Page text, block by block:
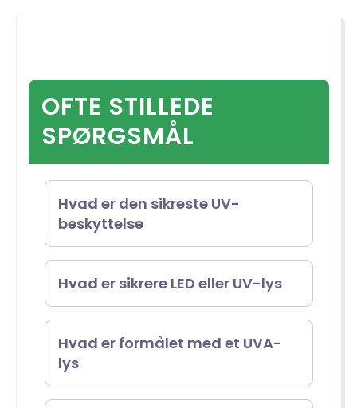
OFTE STILLEDE
SPØRGSMÅL
Hvad er den sikreste UV-
beskyttelse
Vælg solbriller, der har en
UV400-vurdering eller er
mærket som giver “100% UV-
beskyttelse”. Disse solbriller
Hvad er sikrere LED eller UV-lys
LED-pærer betragtes som en
sikrere mulighed sammenlignet
med UV-pærer på grund af
Hvad er formålet med et UVA-
lys